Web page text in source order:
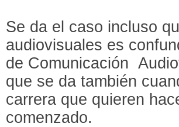
Se da el caso incluso
audiovisuales es
de Comunicación
que se da también
carrera que quieren
comenzado.